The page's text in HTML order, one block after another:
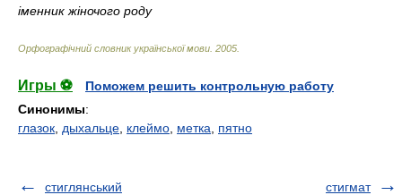
іменник жіночого роду
Орфографічний словник української мови 2005
Игры ⚽
Поможем решить контрольную работу
Синонимы:
глазок дыхальце клеймо метка пятно
стиглянський стигмат